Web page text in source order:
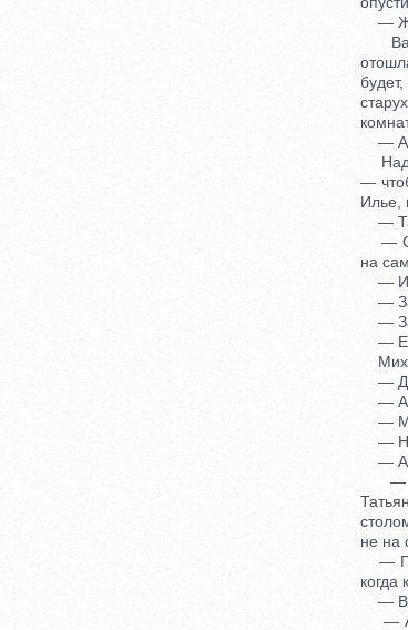
—
—
—
Илье,
—
—
на
—
—
—
—
—
— А
—
— Не
— А,
—
не на
—
когда
—
— А